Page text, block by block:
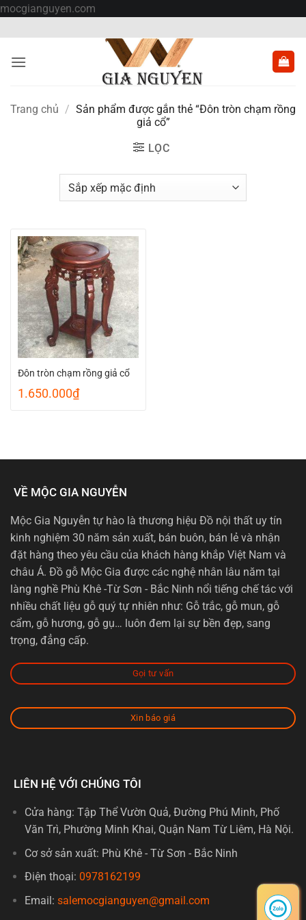
mocgianguyen.com
nội
dung
Trang chủ / Sản phẩm được gắn thẻ “Đôn tròn chạm rồng
giả cổ”
LỌC
Đôn tròn chạm rồng giả cổ
1.650.000₫
VỀ MỘC GIA NGUYỄN
Mộc Gia Nguyễn tự hào là thương hiệu Đồ nội thất uy tín
kinh nghiệm 30 năm sản xuất, bán buôn, bán lẻ và nhận
đặt hàng theo yêu cầu của khách hàng khắp Việt Nam và
châu Á. Đồ gỗ Mộc Gia được các nghệ nhân lâu năm tại
làng nghề Phù Khê -Từ Sơn - Bắc Ninh nổi tiếng chế tác với
nhiều chất liệu gỗ quý tự nhiên như: Gỗ trắc, gỗ mun, gỗ
cẩm, gỗ hương, gỗ gụ… luôn đem lại sự bền đẹp, sang
trọng, đẳng cấp.
Gọi tư vấn
Xin báo giá
LIÊN HỆ VỚI CHÚNG TÔI
Cửa hàng: Tập Thể Vườn Quả, Đường Phú Minh, Phố
Văn Trì, Phường Minh Khai, Quận Nam Từ Liêm, Hà Nội.
Cơ sở sản xuất: Phù Khê - Từ Sơn - Bắc Ninh
Điện thoại: 0978162199
Email: salemocgianguyen@gmail.com